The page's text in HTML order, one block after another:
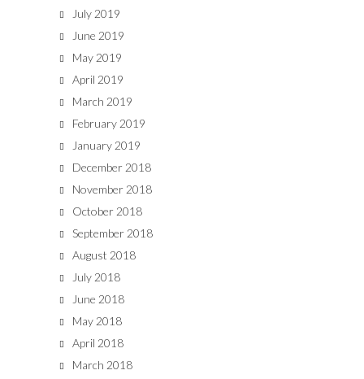
July 2019
June 2019
May 2019
April 2019
March 2019
February 2019
January 2019
December 2018
November 2018
October 2018
September 2018
August 2018
July 2018
June 2018
May 2018
April 2018
March 2018